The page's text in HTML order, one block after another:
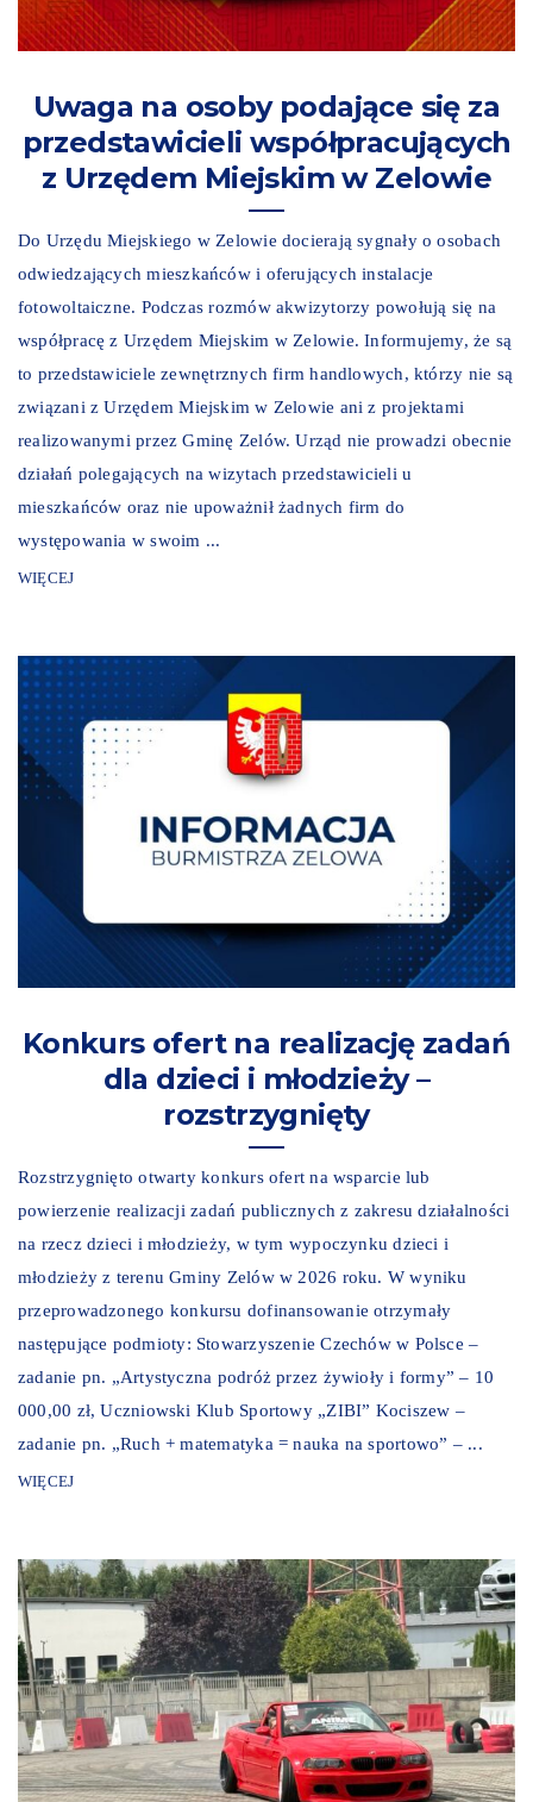
Uwaga na osoby podające się za
przedstawicieli współpracujących
z Urzędem Miejskim w Zelowie
Do Urzędu Miejskiego w Zelowie docierają sygnały o osobach
odwiedzających mieszkańców i oferujących instalacje
fotowoltaiczne. Podczas rozmów akwizytorzy powołują się na
współpracę z Urzędem Miejskim w Zelowie. Informujemy, że są
to przedstawiciele zewnętrznych firm handlowych, którzy nie są
związani z Urzędem Miejskim w Zelowie ani z projektami
realizowanymi przez Gminę Zelów. Urząd nie prowadzi obecnie
działań polegających na wizytach przedstawicieli u
mieszkańców oraz nie upoważnił żadnych firm do
występowania w swoim ...
WIĘCEJ
Konkurs ofert na realizację zadań
dla dzieci i młodzieży –
rozstrzygnięty
Rozstrzygnięto otwarty konkurs ofert na wsparcie lub
powierzenie realizacji zadań publicznych z zakresu działalności
na rzecz dzieci i młodzieży, w tym wypoczynku dzieci i
młodzieży z terenu Gminy Zelów w 2026 roku. W wyniku
przeprowadzonego konkursu dofinansowanie otrzymały
następujące podmioty: Stowarzyszenie Czechów w Polsce –
zadanie pn. „Artystyczna podróż przez żywioły i formy” – 10
000,00 zł, Uczniowski Klub Sportowy „ZIBI” Kociszew –
zadanie pn. „Ruch + matematyka = nauka na sportowo” – ...
WIĘCEJ